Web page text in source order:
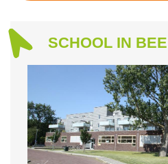
SCHOOL IN